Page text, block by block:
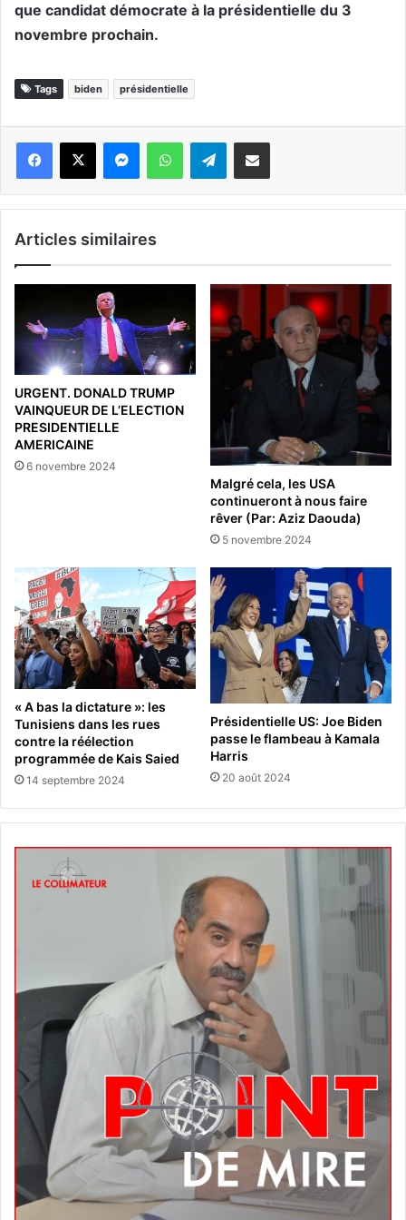
que candidat démocrate à la présidentielle du 3
novembre prochain.
Tags biden présidentielle
WhatsApp Telegram
Articles similaires
URGENT. DONALD TRUMP
VAINQUEUR DE L’ELECTION
PRESIDENTIELLE
AMERICAINE
6 novembre 2024
Malgré cela, les USA
continueront à nous faire
rêver (Par: Aziz Daouda)
5 novembre 2024
« A bas la dictature »: les
Tunisiens dans les rues
contre la réélection
programmée de Kais Saied
14 septembre 2024
Présidentielle US: Joe Biden
passe le flambeau à Kamala
Harris
20 août 2024